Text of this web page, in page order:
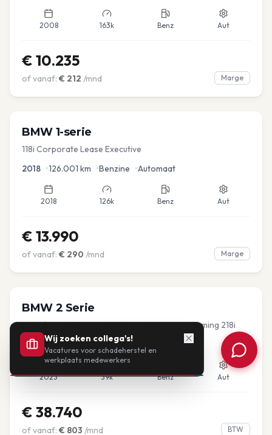
2008 163k Benz Aut
€ 10.235
of vanaf: € 212 /mnd Marge
BMW 1-serie
118i Corporate Lease Executive
2018 •126.001 km •Benzine •Automaat
2018 126k Benz Aut
€ 13.990
of vanaf: € 290 /mnd Marge
BMW 2 Serie
Coupé PanoDak Camera M-sport Stoelverwarming 218i
2023
•38.537km •Benzine
2023 39k Benz Aut
€ 38.740
of vanaf: € 803 /mnd BTW
Wij zoeken collega's!
Vacatures voor schadeherstel en
werkplaats medewerkers